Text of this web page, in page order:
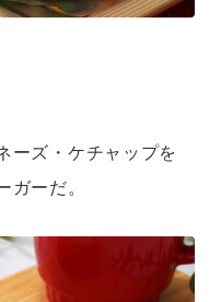
ーズ・ケチャップを
ガーだ。